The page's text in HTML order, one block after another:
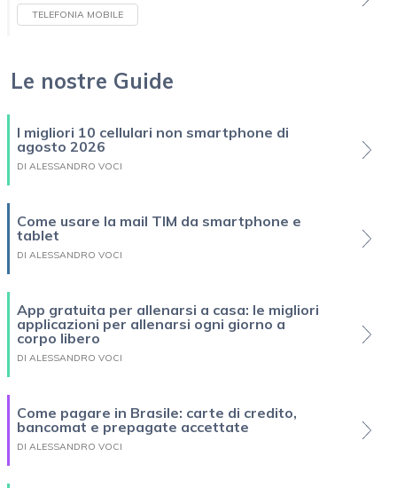
TELEFONIA MOBILE
Le nostre Guide
I migliori 10 cellulari non smartphone di
agosto 2026
DI ALESSANDRO VOCI
Come usare la mail TIM da smartphone e
tablet
DI ALESSANDRO VOCI
App gratuita per allenarsi a casa: le migliori
applicazioni per allenarsi ogni giorno a
corpo libero
DI ALESSANDRO VOCI
Come pagare in Brasile: carte di credito,
bancomat e prepagate accettate
DI ALESSANDRO VOCI